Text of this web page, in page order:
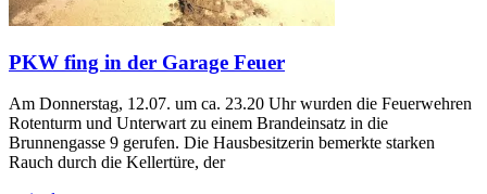
PKW fing in der Garage Feuer
Am Donnerstag, 12.07. um ca. 23.20 Uhr wurden die Feuerwehren
Rotenturm und Unterwart zu einem Brandeinsatz in die
Brunnengasse 9 gerufen. Die Hausbesitzerin bemerkte starken
Rauch durch die Kellertüre, der